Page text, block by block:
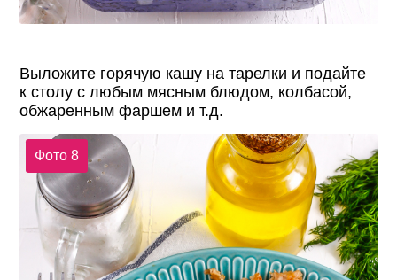
Выложите горячую кашу на тарелки и подайте
к столу с любым мясным блюдом, колбасой,
обжаренным фаршем и т.д.
Фото 8